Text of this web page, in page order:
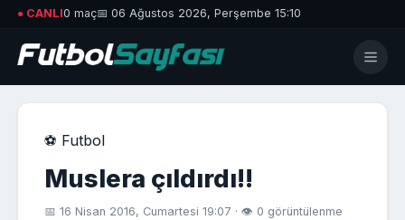
● CANLI0 maç📅 06 Ağustos 2026, Perşembe 15:10
⚽ Futbol
Muslera çıldırdı!!
📅 16 Nisan 2016, Cumartesi 19:07 · 👁 0 görüntülenme